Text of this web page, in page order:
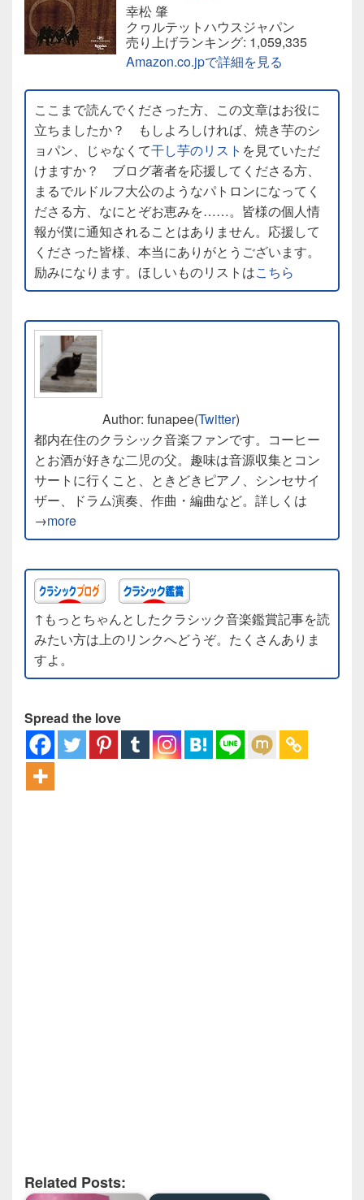
幸松 肇
クヮルテットハウスジャパン
売り上げランキング: 1,059,335
Amazon.co.jpで詳細を見る
ここまで読んでくださった方、この文章はお役に
立ちましたか？ もしよろしければ、焼き芋のシ
ョパン、じゃなくて干し芋のリスト を見ていただ
けますか？ ブログ著者を応援してくださる方、
まるでルドルフ大公のようなパトロンになってく
ださる方、なにとぞお恵みを……。皆様の個人情
報が僕に通知されることはありません。応援して
くださった皆様、本当にありがとうございます。
励みになります。ほしいものリストはこちら
Author: funapee(Twitter)
都内在住のクラシック音楽ファンです。コーヒー
とお酒が好きな二児の父。趣味は音源収集とコン
サートに行くこと、ときどきピアノ、シンセサイ
ザー、ドラム演奏、作曲・編曲など。詳しくは
→more
↑もっとちゃんとしたクラシック音楽鑑賞記事を読
みたい方は上のリンクへどうぞ。たくさんありま
すよ。
Spread the love
Related Posts: